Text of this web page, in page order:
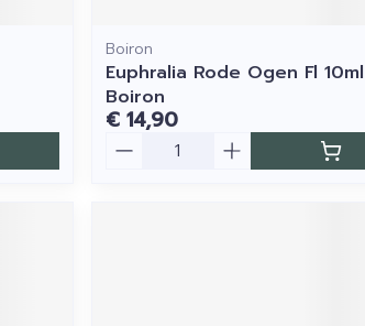
Boiron
Euphralia Rode Ogen Fl 10ml
Boiron
€ 14,90